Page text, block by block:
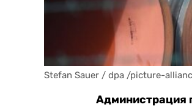
Stefan Sauer / dpa /picture-
Администрация